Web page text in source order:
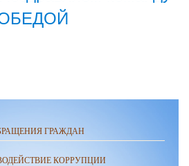
ГРАЖДАН
КОРРУПЦИИ